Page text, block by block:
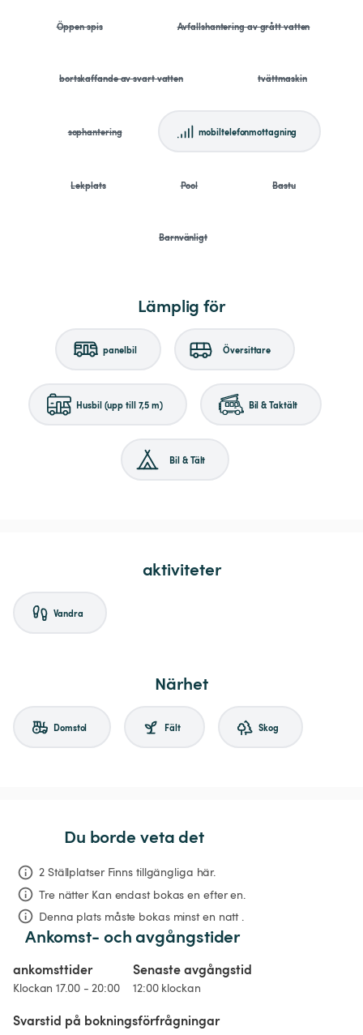
Öppen spis Avfallshantering av grått vatten
bortskaffande av svart vatten tvättmaskin
sophantering mobiltelefonmottagning
Lekplats Pool Bastu
Barnvänligt
Lämplig för
panelbil Översittare
Husbil (upp till 7,5 m) Bil & Taktält
Bil & Tält
aktiviteter
Vandra
Närhet
Domstol Fält Skog
Du borde veta det
2 Ställplatser Finns tillgängliga här.
Tre nätter Kan endast bokas en efter en.
Denna plats måste bokas minst en natt .
Ankomst- och avgångstider
ankomsttider
Klockan 17.00 - 20:00
Senaste avgångstid
12:00 klockan
Svarstid på bokningsförfrågningar